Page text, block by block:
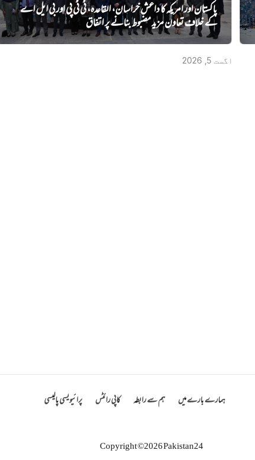
پاکستان اور امریکہ کا داعش خراسان، القاعدہ، ٹی ٹی پی اور بی ایل اے
کے خلاف تعاون مزید مضبوط بنانے پر اتفاق
اگست 5, 2026
ہمارے بارے میں ہم سے رابطہ کاپی رائٹس پرائیویسی پالیسی
Copyright ©2026 Pakistan24